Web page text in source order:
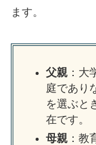
ます。
父親：大
庭であり
を選ぶと
在です。
母親：教